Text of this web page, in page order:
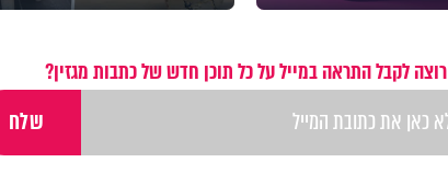
רוצה לקבל התראה במייל על כל תוכן חדש של כתבות מגזין?